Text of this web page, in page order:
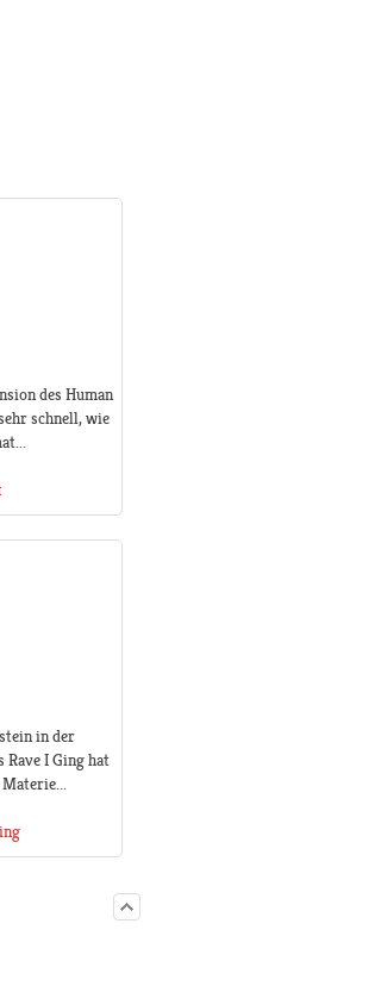
des Human
schnell, wie
in der
Rave I Ging hat